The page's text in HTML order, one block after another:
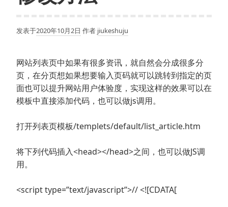
发表于2020年10月2日 作者 jiukeshuju
网站列表页中如果有很多资讯，就自然会分成很多分
页，在分页想如果想要输入页码就可以跳转到指定的页
面也可以提升网站用户体验度，实现这样的效果可以在
模板中直接添加代码，也可以做js调用。
打开列表页模板/templets/default/list_article.htm
将下列代码插入<head></head>之间，也可以做JS调
用。
<script type=”text/javascript”>// <![CDATA[